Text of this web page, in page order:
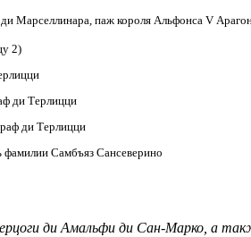
Марселлинара, паж короля Альфонса V
2)
ди Терлицци
ди Терлицци
фамилии Самбъяз Сансеверино
ди Амальфи ди Сан-Марко, а